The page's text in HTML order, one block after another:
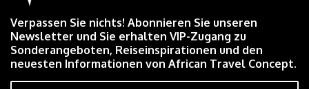
Verpassen Sie nichts! Abonnieren Sie unseren
Newsletter und Sie erhalten VIP-Zugang zu
Sonderangeboten, Reiseinspirationen und den
neuesten Informationen von African Travel Concept.